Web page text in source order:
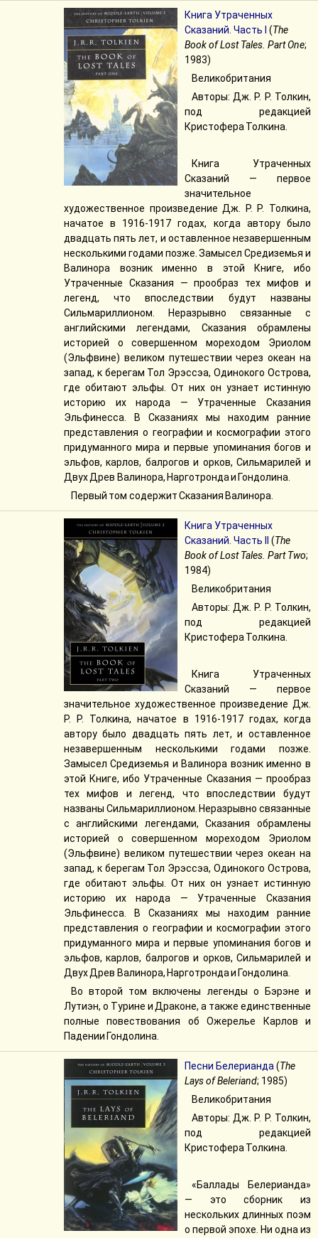
Книга Утраченных
Сказаний. Часть I
(The
Book of Lost Tales. Part One;
1983)
Великобритания
Авторы: Дж. Р. Р. Толкин,
под редакцией
Кристофера Толкина.
Книга Утраченных
Сказаний — первое
значительное
художественное произведение Дж. Р. Р. Толкина,
начатое в 1916-1917 годах, когда автору было
двадцать пять лет, и оставленное незавершенным
несколькими годами позже. Замысел Средиземья и
Валинора возник именно в этой Книге, ибо
Утраченные Сказания — прообраз тех мифов и
легенд, что впоследствии будут названы
Сильмариллионом. Неразрывно связанные с
английскими легендами, Сказания обрамлены
историей о совершенном мореходом Эриолом
(Эльфвине) великом путешествии через океан на
запад, к берегам Тол Эрэссэа, Одинокого Острова,
где обитают эльфы. От них он узнает истинную
историю их народа — Утраченные Сказания
Эльфинесса. В Сказаниях мы находим ранние
представления о географии и космографии этого
придуманного мира и первые упоминания богов и
эльфов, карлов, балрогов и орков, Сильмарилей и
Двух Древ Валинора, Нарготронда и Гондолина.
Первый том содержит Сказания Валинора.
Книга Утраченных
Сказаний. Часть II
(The
Book of Lost Tales. Part Two;
1984)
Великобритания
Авторы: Дж. Р. Р. Толкин,
под редакцией
Кристофера Толкина.
Книга Утраченных
Сказаний — первое
значительное художественное произведение Дж.
Р. Р. Толкина, начатое в 1916-1917 годах, когда
автору было двадцать пять лет, и оставленное
незавершенным несколькими годами позже.
Замысел Средиземья и Валинора возник именно в
этой Книге, ибо Утраченные Сказания — прообраз
тех мифов и легенд, что впоследствии будут
названы Сильмариллионом. Неразрывно связанные
с английскими легендами, Сказания обрамлены
историей о совершенном мореходом Эриолом
(Эльфвине) великом путешествии через океан на
запад, к берегам Тол Эрэссэа, Одинокого Острова,
где обитают эльфы. От них он узнает истинную
историю их народа — Утраченные Сказания
Эльфинесса. В Сказаниях мы находим ранние
представления о географии и космографии этого
придуманного мира и первые упоминания богов и
эльфов, карлов, балрогов и орков, Сильмарилей и
Двух Древ Валинора, Нарготронда и Гондолина.
Во второй том включены легенды о Бэрэне и
Лутиэн, о Турине и Драконе, а также единственные
полные повествования об Ожерелье Карлов и
Падении Гондолина.
Песни Белерианда(The
Lays of Beleriand; 1985)
Великобритания
Авторы: Дж. Р. Р. Толкин,
под редакцией
Кристофера Толкина.
«Баллады Белерианда»
— это сборник из
нескольких длинных поэм
о первой эпохе. Ни одна из